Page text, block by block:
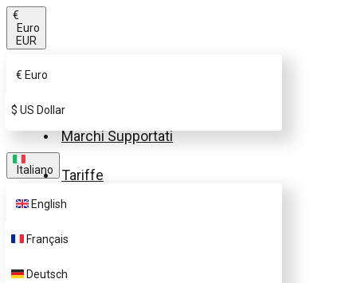
€
Euro
EUR
€ Euro
$ US Dollar
Italiano
English
Français
Deutsch
Marchi Supportati
Tariffe